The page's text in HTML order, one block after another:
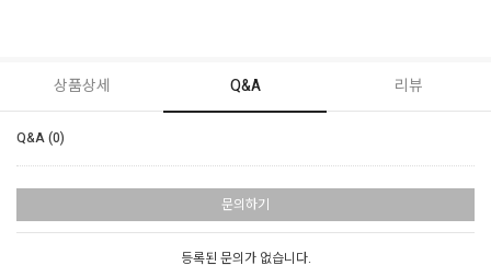
상품상세 Q&A 리뷰
Q&A (0)
문의하기
등록된 문의가 없습니다.